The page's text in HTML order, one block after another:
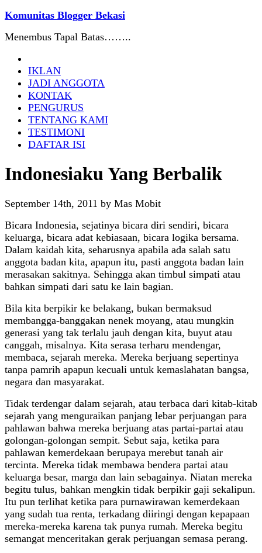
Komunitas Blogger Bekasi
Menembus Tapal Batas……..
IKLAN
JADI ANGGOTA
KONTAK
PENGURUS
TENTANG KAMI
TESTIMONI
DAFTAR ISI
Indonesiaku Yang Berbalik
September 14th, 2011 by Mas Mobit
Bicara Indonesia, sejatinya bicara diri sendiri, bicara
keluarga, bicara adat kebiasaan, bicara logika bersama.
Dalam kaidah kita, seharusnya apabila ada salah satu
anggota badan kita, apapun itu, pasti anggota badan lain
merasakan sakitnya. Sehingga akan timbul simpati atau
bahkan simpati dari satu ke lain bagian.
Bila kita berpikir ke belakang, bukan bermaksud
membangga-banggakan nenek moyang, atau mungkin
generasi yang tak terlalu jauh dengan kita, buyut atau
canggah, misalnya. Kita serasa terharu mendengar,
membaca, sejarah mereka. Mereka berjuang sepertinya
tanpa pamrih apapun kecuali untuk kemaslahatan bangsa,
negara dan masyarakat.
Tidak terdengar dalam sejarah, atau terbaca dari kitab-kitab
sejarah yang menguraikan panjang lebar perjuangan para
pahlawan bahwa mereka berjuang atas partai-partai atau
golongan-golongan sempit. Sebut saja, ketika para
pahlawan kemerdekaan berupaya merebut tanah air
tercinta. Mereka tidak membawa bendera partai atau
keluarga besar, marga dan lain sebagainya. Niatan mereka
begitu tulus, bahkan mengkin tidak berpikir gaji sekalipun.
Itu pun terlihat ketika para purnawirawan kemerdekaan
yang sudah tua renta, terkadang diiringi dengan kepapaan
mereka-mereka karena tak punya rumah. Mereka begitu
semangat menceritakan gerak perjuangan semasa perang.